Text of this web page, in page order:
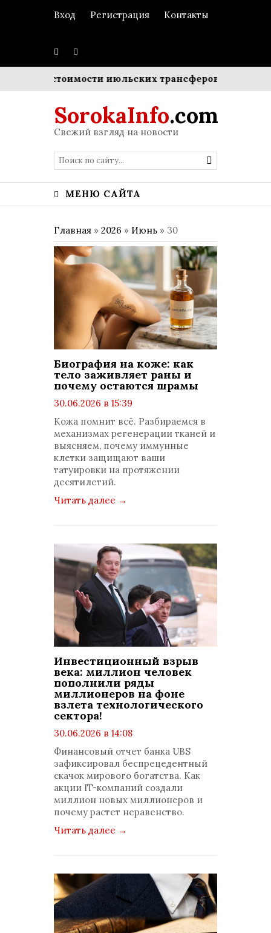
Вход Регистрация Контакты
стоимости июльских трансферов
SorokaInfo.com
Свежий взгляд на новости
МЕНЮ САЙТА
Главная » 2026 » Июнь » 30
Биография на коже: как
тело заживляет раны и
почему остаются шрамы
30.06.2026 в 15:39
просмотров: 461
комментариев: 0
Кожа помнит всё. Разбираемся в
механизмах регенерации тканей и
выясняем, почему иммунные
клетки защищают ваши
татуировки на протяжении
десятилетий.
Читать далее →
Инвестиционный взрыв
века: миллион человек
пополнили ряды
миллионеров на фоне
взлета технологического
сектора!
30.06.2026 в 14:08
просмотров: 333
комментариев: 0
Финансовый отчет банка UBS
зафиксировал беспрецедентный
скачок мирового богатства. Как
акции IT-компаний создали
миллион новых миллионеров и
почему растет неравенство.
Читать далее →